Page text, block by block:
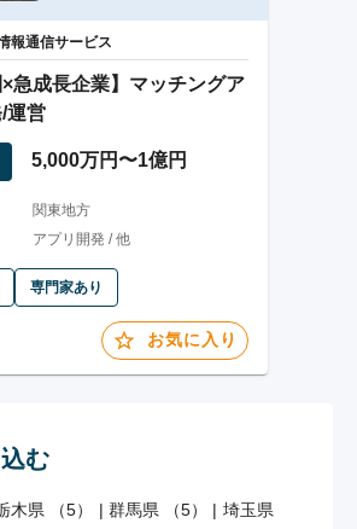
報通信サービス
×急成長企業】マッチングア
運営
5,000万円〜1億円
関東地方
アプリ開発 / 他
専門家あり
お気に入り
む
木県 （5） | 群馬県 （5） | 埼玉県